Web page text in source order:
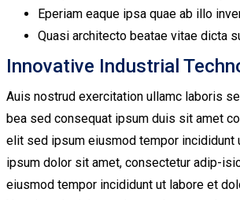
Eperiam eaque ipsa quae ab illo
Quasi architecto beatae vitae dicta
Innovative Industrial
Auis nostrud exercitation ullamc laboris
bea sed consequat ipsum duis sit amet
elit sed ipsum eiusmod tempor incididunt
ipsum dolor sit amet, consectetur adip-
eiusmod tempor incididunt ut labore et